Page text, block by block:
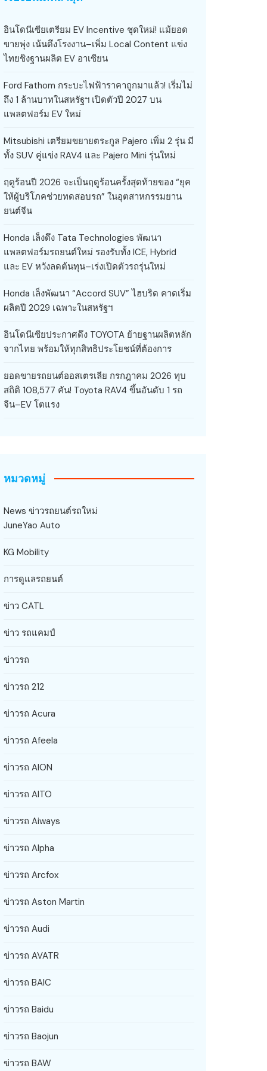
อินโดนีเซียเตรียม EV Incentive ชุดใหม่! แม้ยอด
ขายพุ่ง เน้นดึงโรงงาน–เพิ่ม Local Content แข่ง
ไทยชิงฐานผลิต EV อาเซียน
Ford Fathom กระบะไฟฟ้าราคาถูกมาแล้ว! เริ่มไม่
ถึง 1 ล้านบาทในสหรัฐฯ เปิดตัวปี 2027 บน
แพลตฟอร์ม EV ใหม่
Mitsubishi เตรียมขยายตระกูล Pajero เพิ่ม 2 รุ่น มี
ทั้ง SUV คู่แข่ง RAV4 และ Pajero Mini รุ่นใหม่
ฤดูร้อนปี 2026 จะเป็นฤดูร้อนครั้งสุดท้ายของ “ยุค
ให้ผู้บริโภคช่วยทดสอบรถ” ในอุตสาหกรรมยาน
ยนต์จีน
Honda เล็งดึง Tata Technologies พัฒนา
แพลตฟอร์มรถยนต์ใหม่ รองรับทั้ง ICE, Hybrid
และ EV หวังลดต้นทุน–เร่งเปิดตัวรถรุ่นใหม่
Honda เล็งพัฒนา “Accord SUV” ไฮบริด คาดเริ่ม
ผลิตปี 2029 เฉพาะในสหรัฐฯ
อินโดนีเซียประกาศดึง TOYOTA ย้ายฐานผลิตหลัก
จากไทย พร้อมให้ทุกสิทธิประโยชน์ที่ต้องการ
ยอดขายรถยนต์ออสเตรเลีย กรกฎาคม 2026 ทุบ
สถิติ 108,577 คัน! Toyota RAV4 ขึ้นอันดับ 1 รถ
จีน–EV โตแรง
หมวดหมู่
News ข่าวรถยนต์รถใหม่
JuneYao Auto
KG Mobility
การดูแลรถยนต์
ข่าว CATL
ข่าว รถแคมป์
ข่าวรถ
ข่าวรถ 212
ข่าวรถ Acura
ข่าวรถ Afeela
ข่าวรถ AION
ข่าวรถ AITO
ข่าวรถ Aiways
ข่าวรถ Alpha
ข่าวรถ Arcfox
ข่าวรถ Aston Martin
ข่าวรถ Audi
ข่าวรถ AVATR
ข่าวรถ BAIC
ข่าวรถ Baidu
ข่าวรถ Baojun
ข่าวรถ BAW